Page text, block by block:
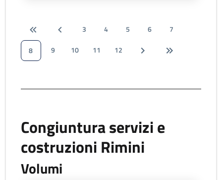
3 4 5 6
7
8
9 10 11 12
Congiuntura servizi e
costruzioni Rimini
Volumi